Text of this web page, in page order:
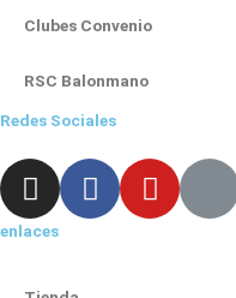
Clubes Convenio
RSC Balonmano
Redes Sociales
I
n
s
F
a
Y
o
X
enlaces